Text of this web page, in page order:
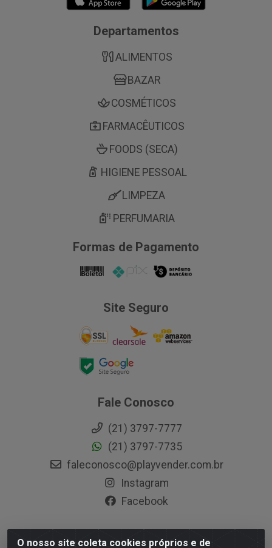
O nosso site coleta cookies próprios e de
Departamentos
ALIMENTOS
BAZAR
COSMÉTICOS
FARMACÊUTICOS
FOODS (SECA)
HIGIENE PESSOAL
LIMPEZA
PERFUMARIA
Formas de Pagamento
Site Seguro
Fale Conosco
(21) 3797-7777
(21) 3797-7735
faleconosco@playvender.com.br
Instagram
Facebook